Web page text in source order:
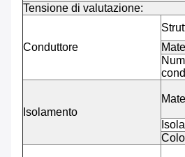
Tensione di valutazione:
Conduttore
Isolamento